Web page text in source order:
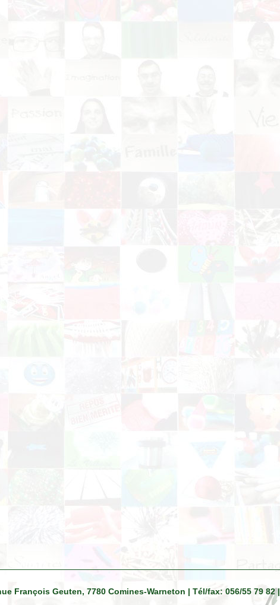
François Geuten, 7780 Comines-Warneton | Tél/fax: 056/55 79 82 |